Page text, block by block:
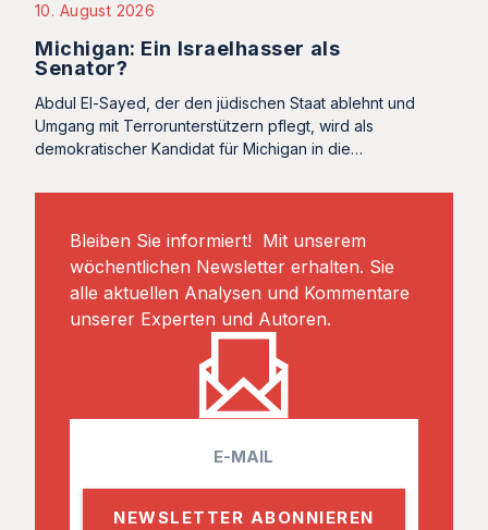
10. August 2026
Michigan: Ein Israelhasser als
Senator?
Abdul El-Sayed, der den jüdischen Staat ablehnt und
Umgang mit Terrorunterstützern pflegt, wird als
demokratischer Kandidat für Michigan in die…
Bleiben Sie informiert! Mit unserem
wöchentlichen Newsletter erhalten. Sie
alle aktuellen Analysen und Kommentare
unserer Experten und Autoren.